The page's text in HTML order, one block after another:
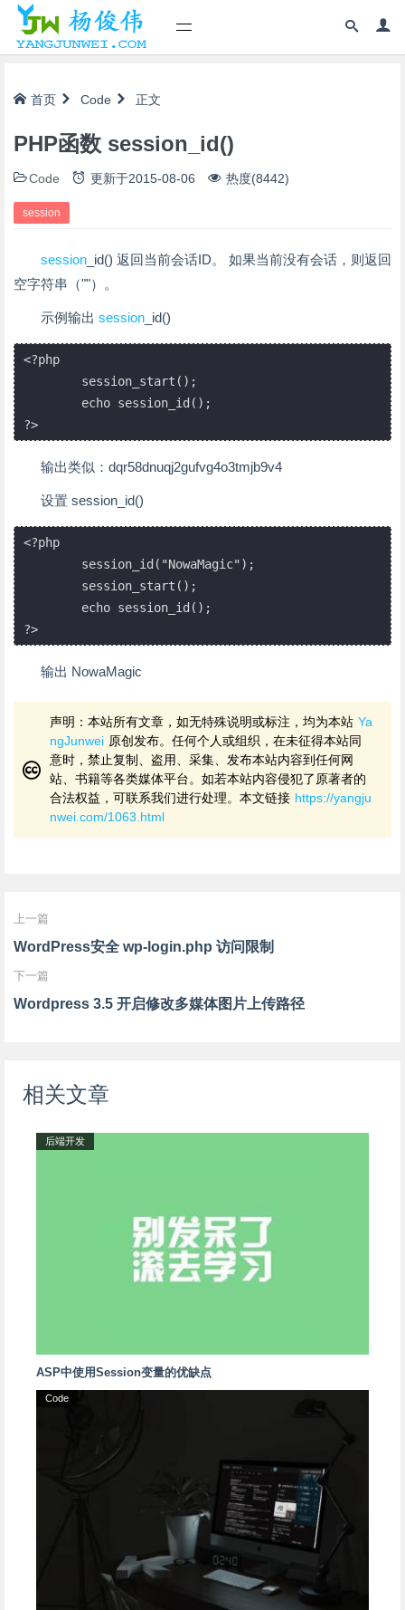
首页 Code 正文
PHP函数 session_id()
Code 更新于2015-08-06 热度(8442)
session
session _id() 返回当前会话ID。 如果当前没有会话，则返回
空字符串（""）。
示例输出 session _id()
<?php
?>
输出类似：dqr58dnuqj2gufvg4o3tmjb9v4
设置 session_id()
<?php
?>
输出 NowaMagic
声明：本站所有文章，如无特殊说明或标注，均为本站 Ya
ngJunwei 原创发布。任何个人或组织，在未征得本站同
意时，禁止复制、盗用、采集、发布本站内容到任何网
站、书籍等各类媒体平台。如若本站内容侵犯了原著者的
合法权益，可联系我们进行处理。本文链接 https://yangju
nwei.com/1063.html
上一篇
WordPress安全 wp-login.php 访问限制
下一篇
Wordpress 3.5 开启修改多媒体图片上传路径
相关文章
后端开发
ASP中使用Session变量的优缺点
Code